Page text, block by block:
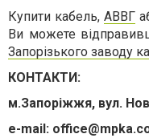
Купити кабель, АВВГ
Ви можете
Запорізького заводу
КОНТАКТИ:
м.Запоріжжя, вул.
e-mail: